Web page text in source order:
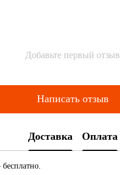
Добавьте первый отзыв
Написать отзыв
Доставка Оплата